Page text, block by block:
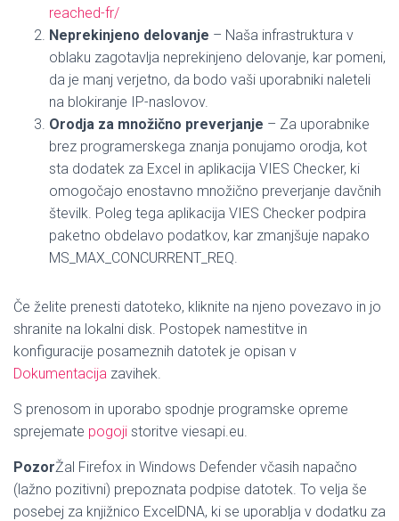
reached-fr/
Neprekinjeno delovanje – Naša infrastruktura v
oblaku zagotavlja neprekinjeno delovanje, kar pomeni,
da je manj verjetno, da bodo vaši uporabniki naleteli
na blokiranje IP-naslovov.
Orodja za množično preverjanje – Za uporabnike
brez programerskega znanja ponujamo orodja, kot
sta dodatek za Excel in aplikacija VIES Checker, ki
omogočajo enostavno množično preverjanje davčnih
številk. Poleg tega aplikacija VIES Checker podpira
paketno obdelavo podatkov, kar zmanjšuje napako
MS_MAX_CONCURRENT_REQ.
Če želite prenesti datoteko, kliknite na njeno povezavo in jo
shranite na lokalni disk. Postopek namestitve in
konfiguracije posameznih datotek je opisan v
Dokumentacija zavihek.
S prenosom in uporabo spodnje programske opreme
sprejemate pogoji storitve viesapi.eu.
PozorŽal Firefox in Windows Defender včasih napačno
(lažno pozitivni) prepoznata podpise datotek. To velja še
posebej za knjižnico ExcelDNA, ki se uporablja v dodatku za